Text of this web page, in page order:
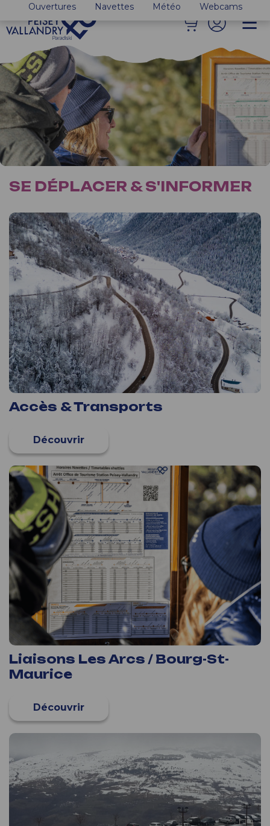
Ouvertures Navettes Météo Webcams
SE DÉPLACER & S'INFORMER
Accès & Transports
Liaisons Les Arcs / Bourg-St-
Maurice